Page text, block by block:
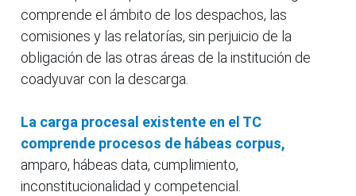
comprende el ámbito de los despachos, las
comisiones y las relatorías, sin perjuicio de la
obligación de las otras áreas de la institución de
coadyuvar con la descarga.
La carga procesal existente en el TC
comprende procesos de hábeas corpus,
amparo, hábeas data, cumplimiento,
inconstitucionalidad y competencial.